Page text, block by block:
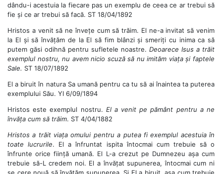
dându-i acestuia la fiecare pas un exemplu de ceea ce ar trebui să
fie și ce ar trebui să facă. ST 18/04/1892
Hristos a venit să ne învețe cum să trăim. El ne-a invitat să venim
la El și să învățăm de la El să fim blânzi și smeriți cu inima ca să
putem găsi odihnă pentru sufletele noastre. Deoarece Isus a trăit
exemplul nostru, nu avem nicio scuză să nu imităm viața și faptele
Sale. ST 18/07/1892
El a biruit în natura Sa umană pentru ca tu să ai înaintea ta puterea
exemplului Său. YI 6/09/1894
Hristos este exemplul nostru. El a venit pe pământ pentru a ne
învăța cum să trăim. ST 4/04/1882
Hristos a trăit viața omului pentru a putea fi exemplul acestuia în
toate lucrurile. El a înfruntat ispita întocmai cum trebuie să o
înfrunte orice ființă umană. El L-a crezut pe Dumnezeu așa cum
trebuie să-L credem noi. El a învățat supunerea, întocmai cum ni
se cere nouă să învățăm supunerea. Și El a biruit, așa cum trebuie